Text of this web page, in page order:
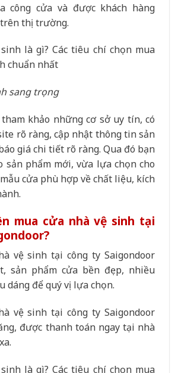
công cửa và được khách hàng
thị trường.
sang trọng
khảo những cơ sở uy tín, có
rõ ràng, cập nhật thông tin sản
giá chi tiết rõ ràng. Qua đó bạn
sản phẩm mới, vừa lựa chọn cho
cửa phù hợp về chất liệu, kích
mua cửa nhà vệ sinh tại
vệ sinh tại công ty Saigondoor
sản phẩm cửa bền đẹp, nhiều
dáng để quý vị lựa chọn.
vệ sinh tại công ty Saigondoor
được thanh toán ngay tại nhà